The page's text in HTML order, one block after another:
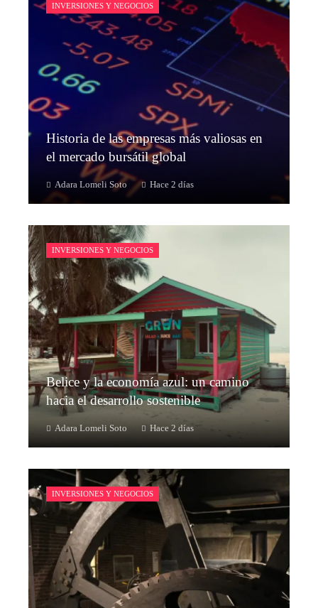
INVERSIONES Y NEGOCIOS
Historia de las empresas más valiosas en
el mercado bursátil global
Adara Lomeli Soto Hace 2 días
INVERSIONES Y NEGOCIOS
Belice y la economía azul: un camino
hacia el desarrollo sostenible
Adara Lomeli Soto Hace 2 días
INVERSIONES Y NEGOCIOS